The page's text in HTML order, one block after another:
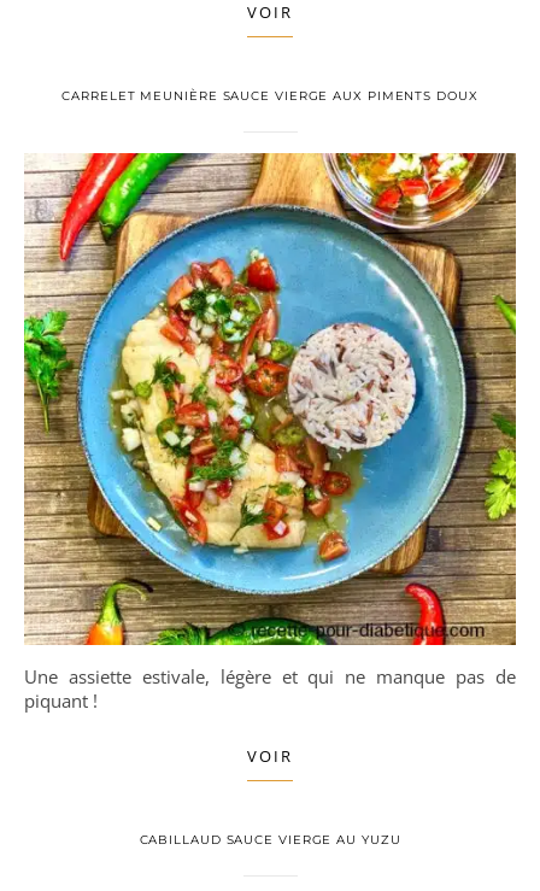
VOIR
CARRELET MEUNIÈRE SAUCE VIERGE AUX PIMENTS DOUX
Une assiette estivale, légère et qui ne manque pas de
piquant !
VOIR
CABILLAUD SAUCE VIERGE AU YUZU